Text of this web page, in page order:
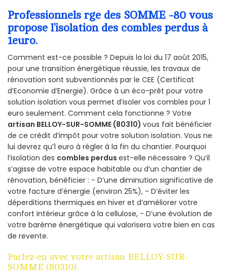
Professionnels rge des SOMME -80 vous
propose l’isolation des combles perdus à
1euro.
Comment est-ce possible ? Depuis la loi du 17 août 2015,
pour une transition énergétique réussie, les travaux de
rénovation sont subventionnés par le CEE (Certificat
d’Economie d’Energie). Grâce à un éco-prêt pour votre
solution isolation vous permet d’isoler vos combles pour 1
euro seulement. Comment cela fonctionne ? Votre
artisan BELLOY-SUR-SOMME (80310) vous fait bénéficier
de ce crédit d’impôt pour votre solution isolation. Vous ne
lui devrez qu’1 euro à régler à la fin du chantier. Pourquoi
l’isolation des combles perdus est-elle nécessaire ? Qu’il
s’agisse de votre espace habitable ou d’un chantier de
rénovation, bénéficier : - D’une diminution significative de
votre facture d’énergie (environ 25%), - D’éviter les
déperditions thermiques en hiver et d’améliorer votre
confort intérieur grâce à la cellulose, - D’une évolution de
votre barème énergétique qui valorisera votre bien en cas
de revente.
Parlez-en avec votre artisan BELLOY-SUR-
SOMME (80310)